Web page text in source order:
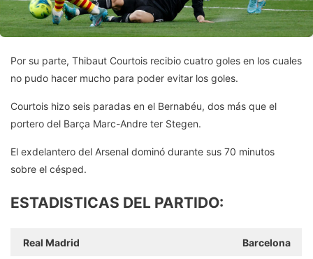
Por su parte, Thibaut Courtois recibio cuatro goles en los cuales
no pudo hacer mucho para poder evitar los goles.
Courtois hizo seis paradas en el Bernabéu, dos más que el
portero del Barça Marc-Andre ter Stegen.
El exdelantero del Arsenal dominó durante sus 70 minutos
sobre el césped.
ESTADISTICAS DEL PARTIDO:
Real Madrid Barcelona